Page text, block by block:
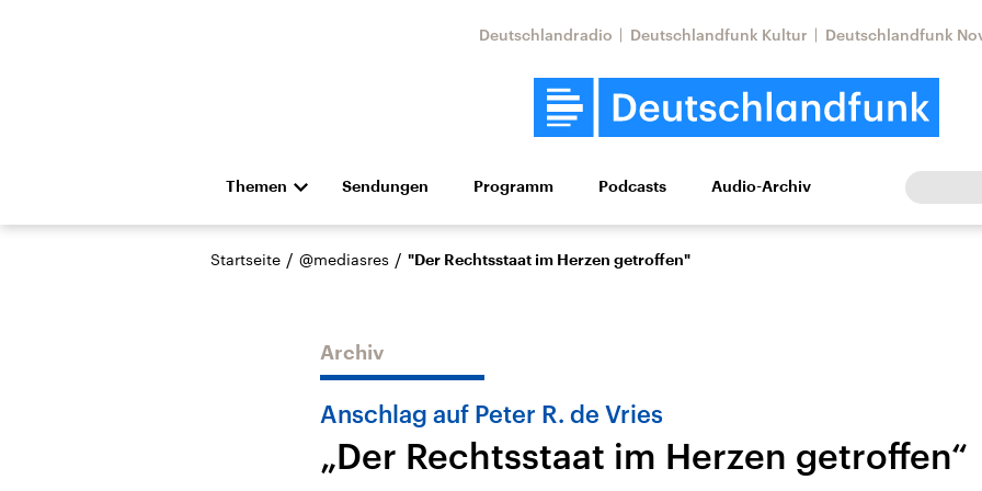
Deutschlandradio Deutschlandfunk Kultur Deutschlandfunk
Themen
Die Nachrichten Politik Wirtschaft Wissen Kultur Europa
Hörspiel und Feature Musik
Landtagswahl Sachsen-
Anhalt 2026
USA
Nahostkonflikt
Iran
Sendungen Programm Podcasts Audio-Archiv
Startseite / @mediasres / "Der Rechtsstaat im Herzen getroffen"
Archiv
Anschlag auf Peter R. de Vries
„Der Rechtsstaat im Herzen getroffen“